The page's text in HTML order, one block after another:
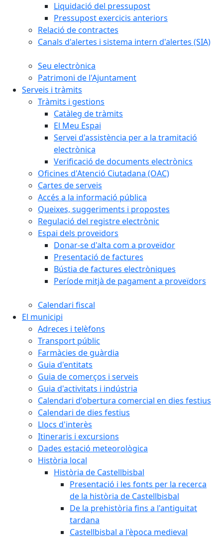
Liquidació del pressupost
Pressupost exercicis anteriors
Relació de contractes
Canals d'alertes i sistema intern d'alertes (SIA)
Seu electrònica
Patrimoni de l'Ajuntament
Serveis i tràmits
Tràmits i gestions
Catàleg de tràmits
El Meu Espai
Servei d'assistència per a la tramitació
electrònica
Verificació de documents electrònics
Oficines d'Atenció Ciutadana (OAC)
Cartes de serveis
Accés a la informació pública
Queixes, suggeriments i propostes
Regulació del registre electrònic
Espai dels proveïdors
Donar-se d'alta com a proveïdor
Presentació de factures
Bústia de factures electròniques
Període mitjà de pagament a proveïdors
Calendari fiscal
El municipi
Adreces i telèfons
Transport públic
Farmàcies de guàrdia
Guia d'entitats
Guia de comerços i serveis
Guia d'activitats i indústria
Calendari d'obertura comercial en dies festius
Calendari de dies festius
Llocs d'interès
Itineraris i excursions
Dades estació meteorològica
Història local
Història de Castellbisbal
Presentació i les fonts per la recerca
de la història de Castellbisbal
De la prehistòria fins a l'antiguitat
tardana
Castellbisbal a l'època medieval